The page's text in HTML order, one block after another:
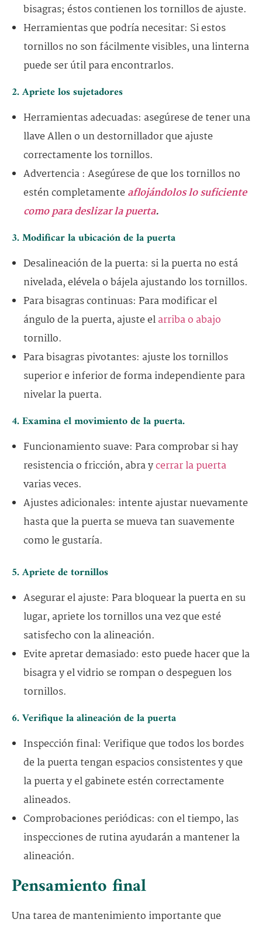
bisagras; éstos contienen los tornillos de ajuste.
Herramientas que podría necesitar: Si estos
tornillos no son fácilmente visibles, una linterna
puede ser útil para encontrarlos.
2. Apriete los sujetadores
Herramientas adecuadas: asegúrese de tener una
llave Allen o un destornillador que ajuste
correctamente los tornillos.
Advertencia : Asegúrese de que los tornillos no
estén completamenteaflojándolos lo suficiente
como para deslizar la puerta.
3. Modificar la ubicación de la puerta
Desalineación de la puerta: si la puerta no está
nivelada, elévela o bájela ajustando los tornillos.
Para bisagras continuas: Para modificar el
ángulo de la puerta, ajuste elarriba o abajo
tornillo.
Para bisagras pivotantes: ajuste los tornillos
superior e inferior de forma independiente para
nivelar la puerta.
4. Examina el movimiento de la puerta.
Funcionamiento suave: Para comprobar si hay
resistencia o fricción, abra ycerrar la puerta
varias veces.
Ajustes adicionales: intente ajustar nuevamente
hasta que la puerta se mueva tan suavemente
como le gustaría.
5. Apriete de tornillos
Asegurar el ajuste: Para bloquear la puerta en su
lugar, apriete los tornillos una vez que esté
satisfecho con la alineación.
Evite apretar demasiado: esto puede hacer que la
bisagra y el vidrio se rompan o despeguen los
tornillos.
6. Verifique la alineación de la puerta
Inspección final: Verifique que todos los bordes
de la puerta tengan espacios consistentes y que
la puerta y el gabinete estén correctamente
alineados.
Comprobaciones periódicas: con el tiempo, las
inspecciones de rutina ayudarán a mantener la
alineación.
Pensamiento final
Una tarea de mantenimiento importante que